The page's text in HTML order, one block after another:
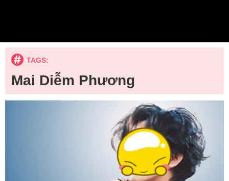
TAGS:
Mai Diễm Phương